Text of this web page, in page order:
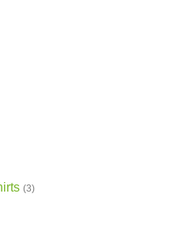
(3)